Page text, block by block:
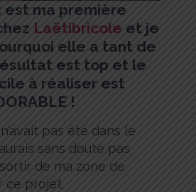
est ma première
Laëtibricole et je
elle a tant de
est top et le
à réaliser est
!
pas été dans le
sans doute pas
sortir de ma zone de
ce projet.